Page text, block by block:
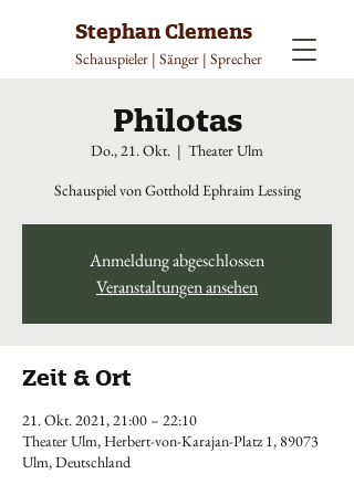
Stephan Clemens
Schauspieler | Sänger | Sprecher
Philotas
Do., 21. Okt.
  |
Theater Ulm
Schauspiel von Gotthold Ephraim Lessing
Anmeldung abgeschlossen
Veranstaltungen ansehen
Zeit & Ort
21. Okt. 2021, 21:00 – 22:10
Theater Ulm, Herbert-von-Karajan-Platz 1, 89073
Ulm, Deutschland